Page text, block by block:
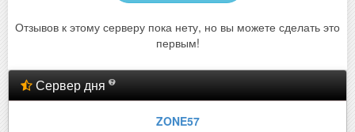
Отзывов к этому серверу пока нету, но вы можете сделать это
первым!
Сервер дня
ZONE57